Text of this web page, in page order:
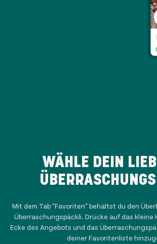
WÄHLE DEIN
Mit dem Tab "Favoriten" behältst du den
Überraschungspäckli. Drücke auf das kleine
Ecke des Angebots und das
deiner Favoritenliste